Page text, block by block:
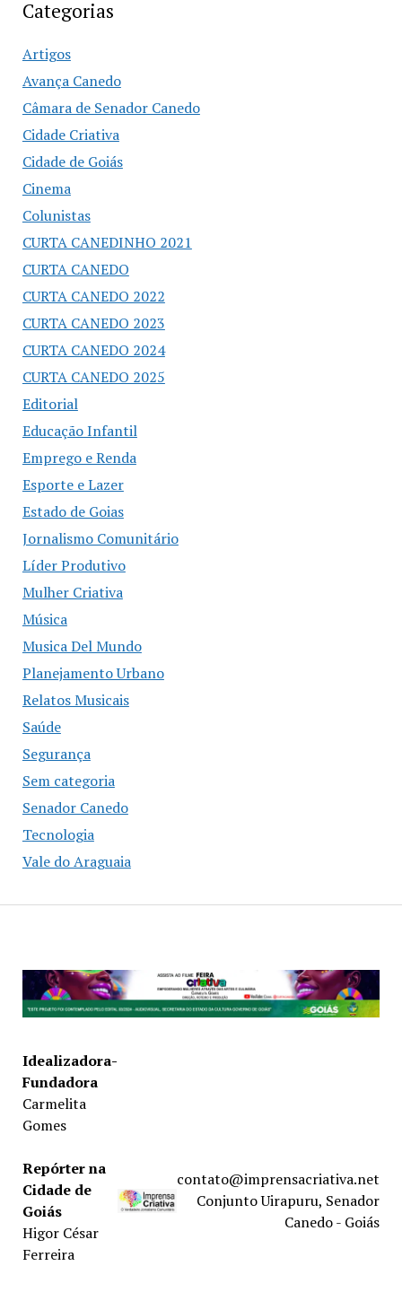
Categorias
Artigos
Avança Canedo
Câmara de Senador Canedo
Cidade Criativa
Cidade de Goiás
Cinema
Colunistas
CURTA CANEDINHO 2021
CURTA CANEDO
CURTA CANEDO 2022
CURTA CANEDO 2023
CURTA CANEDO 2024
CURTA CANEDO 2025
Editorial
Educação Infantil
Emprego e Renda
Esporte e Lazer
Estado de Goias
Jornalismo Comunitário
Líder Produtivo
Mulher Criativa
Música
Musica Del Mundo
Planejamento Urbano
Relatos Musicais
Saúde
Segurança
Sem categoria
Senador Canedo
Tecnologia
Vale do Araguaia
Idealizadora-
Fundadora
Carmelita
Gomes
Repórter na
Cidade de
Goiás
Higor César
Ferreira
contato@imprensacriativa.net
Conjunto Uirapuru, Senador
Canedo - Goiás